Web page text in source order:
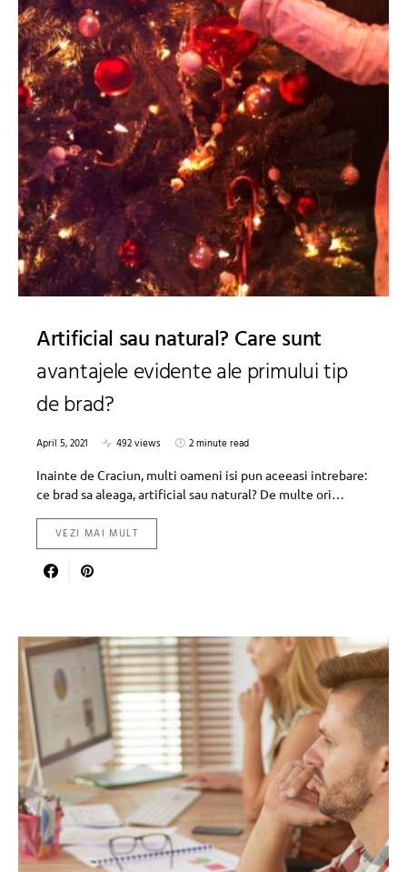
Artificial sau natural? Care sunt
avantajele evidente ale primului tip
de brad?
April 5, 2021 492 views
2 minute read
Inainte de Craciun, multi oameni isi pun aceeasi intrebare:
ce brad sa aleaga, artificial sau natural? De multe ori…
VEZI MAI MULT